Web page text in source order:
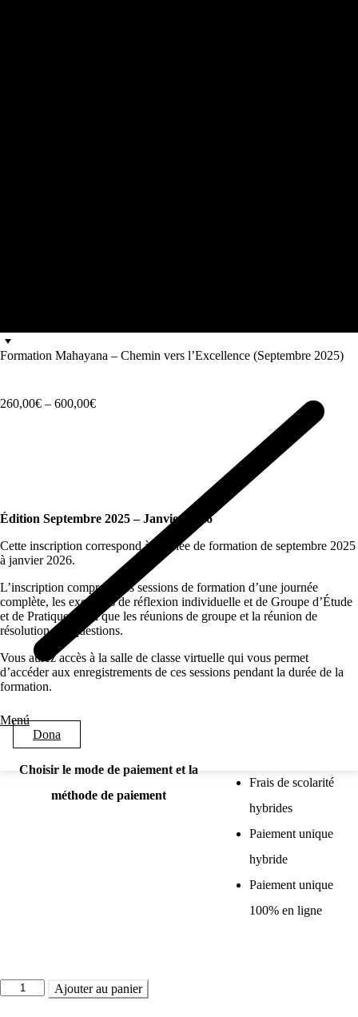
Menú
Dona
Formation Mahayana – Chemin vers l’Excellence (Septembre 2025)
260,00€ – 600,00€Fourchette
Édition Septembre 2025 – Janvier 2026
Cette inscription correspond à l’année de formation de septembre 2025
à janvier 2026.
L’inscription comprend les sessions de formation d’une journée
complète, les exercices de réflexion individuelle et de Groupe d’Étude
et de Pratique, ainsi que les réunions de groupe et la réunion de
résolution des questions.
Vous aurez accès à la salle de classe virtuelle qui vous permet
d’accéder aux enregistrements de ces sessions pendant la durée de la
formation.
Choisir le mode de paiement et la
méthode de paiement
Frais de scolarité
hybrides
Paiement unique
hybride
Paiement unique
100% en ligne
quantité
de
Ajouter au panier